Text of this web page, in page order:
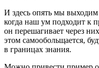
И здесь опять мы
когда наш ум подходит к
он перешагивает через
этом самообольщается,
в границах знания.